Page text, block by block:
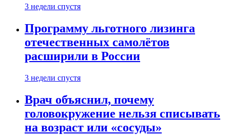
3 недели спустя
Программу льготного лизинга
отечественных самолётов
расширили в России
3 недели спустя
Врач объяснил, почему
головокружение нельзя списывать
на возраст или «сосуды»